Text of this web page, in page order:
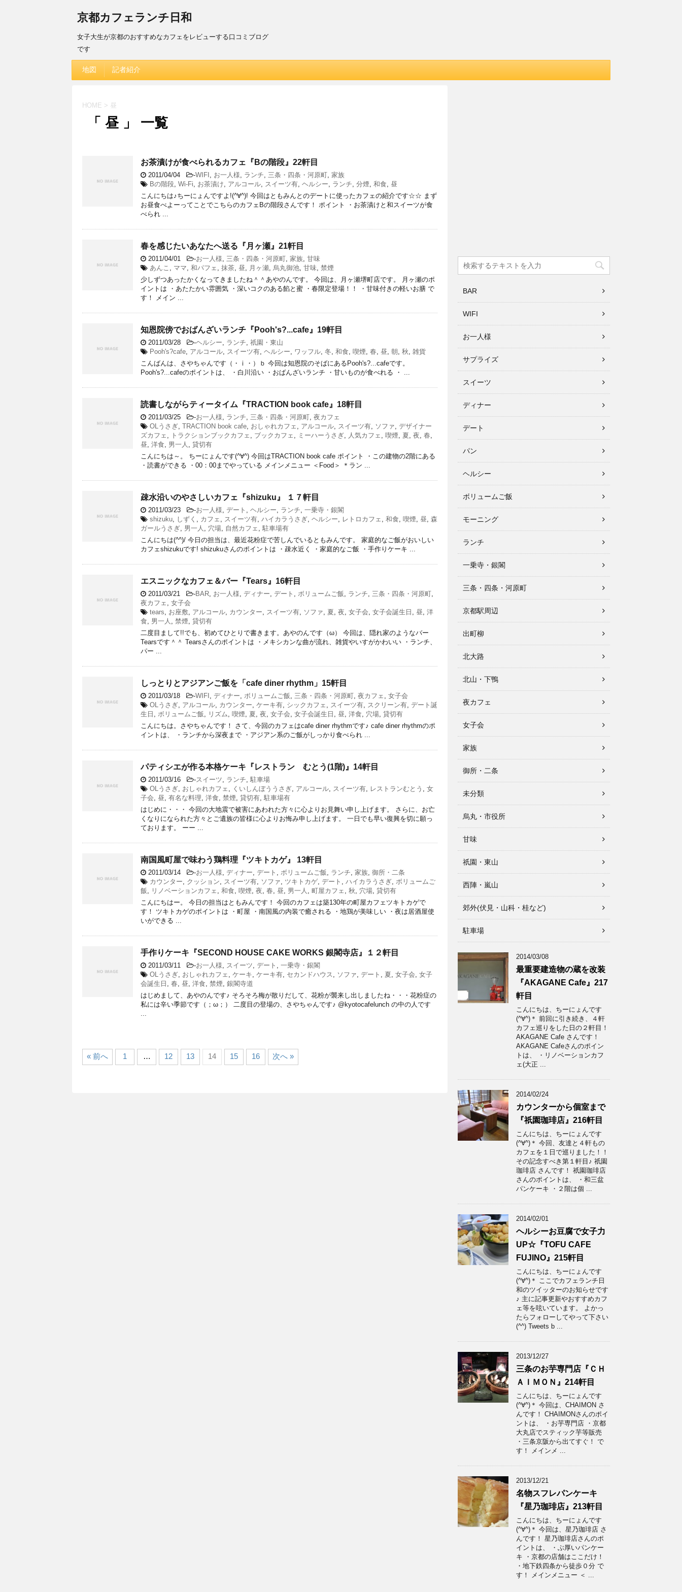
京都カフェランチ日和
女子大生が京都のおすすめなカフェをレビューする口コミブログ
です
地図 記者紹介
HOME > 昼
「 昼 」 一覧
お茶漬けが食べられるカフェ『Bの階段』22軒目
2011/04/04 -WIFI , お一人様, ランチ, 三条・四条・河原町, 家族
Bの階段, Wi-Fi, お茶漬け, アルコール, スイーツ有, ヘルシー, ランチ, 分煙, 和食, 昼
こんにちは♪ちーにょんですよ!(^∀^)! 今回はともみんとのデートに使ったカフェの紹介です☆☆ まず
お昼食べよーってことでこちらのカフェBの階段さんです！ ポイント ・お茶漬けと和スイーツが食
べられ ...
春を感じたいあなたへ送る『月ヶ瀬』21軒目
2011/04/01 -お一人様, 三条・四条・河原町, 家族, 甘味
あんこ , ママ, 和パフェ , 抹茶, 昼, 月ヶ瀬, 烏丸御池, 甘味, 禁煙
少しずつあったかくなってきましたね＾＾あやのんです。 今回は、月ヶ瀬堺町店です。 月ヶ瀬のポ
イントは ・あたたかい雰囲気 ・深いコクのある餡と蜜 ・春限定登場！！ ・甘味付きの軽いお膳 で
す！ メイン ...
知恩院傍でおばんざいランチ『Pooh's?...cafe』19軒目
2011/03/28 -ヘルシー, ランチ, 祇園・東山
Pooh's?cafe, アルコール, スイーツ有, ヘルシー, ワッフル, 冬, 和食, 喫煙, 春, 昼, 朝, 秋, 雑貨
こんばんは、さやちゃんです（・ⅰ・）ｂ 今回は知恩院のそばにあるPooh's?...cafeです。
Pooh's?...cafeのポイントは、 ・白川沿い ・おばんざいランチ ・甘いものが食べれる ・ ...
読書しながらティータイム『TRACTION book cafe』18軒目
2011/03/25 -お一人様, ランチ, 三条・四条・河原町, 夜カフェ
OLうさぎ, TRACTION book cafe, おしゃれカフェ , アルコール, スイーツ有, ソファ, デザイナー
ズカフェ , トラクションブックカフェ , ブックカフェ , ミーハーうさぎ, 人気カフェ , 喫煙, 夏, 夜, 春,
昼, 洋食, 男一人 , 貸切有
こんにちは～。 ちーにょんです(^∀^) 今回はTRACTION book cafe ポイント ・この建物の2階にある
・読書ができる ・00：00までやっている メインメニュー ＜Food＞ ＊ラン ...
疎水沿いのやさしいカフェ『shizuku』 １７軒目
2011/03/23 -お一人様, デート , ヘルシー, ランチ, 一乗寺・銀閣
shizuku, しずく , カフェ , スイーツ有, ハイカラうさぎ, ヘルシー, レトロカフェ , 和食, 喫煙, 昼, 森
ガールうさぎ, 男一人 , 穴場, 自然カフェ , 駐車場有
こんにちは(^^)/ 今日の担当は、最近花粉症で苦しんでいるともみんです。 家庭的なご飯がおいしい
カフェshizukuです! shizukuさんのポイントは ・疎水近く ・家庭的なご飯 ・手作りケーキ ...
エスニックなカフェ＆バー『Tears』16軒目
2011/03/21 -BAR, お一人様, ディナー, デート , ボリュームご飯, ランチ, 三条・四条・河原町,
夜カフェ , 女子会
tears, お座敷, アルコール, カウンター, スイーツ有, ソファ, 夏, 夜, 女子会, 女子会誕生日 , 昼, 洋
食, 男一人 , 禁煙, 貸切有
二度目まして!!でも、初めてひとりで書きます。あやのんです（ω） 今回は、隠れ家のようなバー
Tearsです＾＾ Tearsさんのポイントは ・メキシカンな曲が流れ、雑貨やいすがかわいい ・ランチ、
パー ...
しっとりとアジアンご飯を「cafe diner rhythm」15軒目
2011/03/18 -WIFI , ディナー, ボリュームご飯, 三条・四条・河原町, 夜カフェ , 女子会
OLうさぎ, アルコール, カウンター, ケーキ有, シックカフェ , スイーツ有, スクリーン有, デート誕
生日 , ボリュームご飯, リズム, 喫煙, 夏, 夜, 女子会, 女子会誕生日 , 昼, 洋食, 穴場, 貸切有
こんにちは。さやちゃんです！ さて、今回のカフェはcafe diner rhythmです♪ cafe diner rhythmのポ
イントは、 ・ランチから深夜まで ・アジアン系のご飯がしっかり食べられ ...
パティシエが作る本格ケーキ『レストラン むとう(1階)』14軒目
2011/03/16 -スイーツ, ランチ, 駐車場
OLうさぎ, おしゃれカフェ , くいしんぼううさぎ, アルコール, スイーツ有, レストランむとう , 女
子会, 昼, 有名な料理, 洋食, 禁煙, 貸切有, 駐車場有
はじめに・・・ 今回の大地震で被害にあわれた方々に心よりお見舞い申し上げます。 さらに、お亡
くなりになられた方々とご遺族の皆様に心よりお悔み申し上げます。 一日でも早い復興を切に願っ
ております。 ーー ...
南国風町屋で味わう鶏料理『ツキトカゲ』 13軒目
2011/03/14 -お一人様, ディナー, デート , ボリュームご飯, ランチ, 家族, 御所・二条
カウンター, クッション, スイーツ有, ソファ, ツキトカゲ, デート , ハイカラうさぎ, ボリュームご
飯, リノベーションカフェ , 和食, 喫煙, 夜, 春, 昼, 男一人 , 町屋カフェ , 秋, 穴場, 貸切有
こんにちはー。 今日の担当はともみんです！ 今回のカフェは築130年の町屋カフェツキトカゲで
す！ ツキトカゲのポイントは ・町屋 ・南国風の内装で癒される ・地鶏が美味しい ・夜は居酒屋使
いができる ...
手作りケーキ『SECOND HOUSE CAKE WORKS 銀閣寺店』１２軒目
2011/03/11 -お一人様, スイーツ, デート , 一乗寺・銀閣
OLうさぎ, おしゃれカフェ , ケーキ, ケーキ有, セカンドハウス , ソファ, デート , 夏, 女子会, 女子
会誕生日 , 春, 昼, 洋食, 禁煙, 銀閣寺道
はじめまして、あやのんです♪ そろそろ梅が散りだして、花粉が襲来し出しましたね・・・花粉症の
私には辛い季節です（；ω；） 二度目の登場の、さやちゃんです♪ @kyotocafelunch の中の人です
...
« 前へ 1 … 12 13 14 15 16 次へ »
BAR
WIFI
お一人様
サプライズ
スイーツ
ディナー
デート
パン
ヘルシー
ボリュームご飯
モーニング
ランチ
一乗寺・銀閣
三条・四条・河原町
京都駅周辺
出町柳
北大路
北山・下鴨
夜カフェ
女子会
家族
御所・二条
未分類
烏丸・市役所
甘味
祇園・東山
西陣・嵐山
郊外(伏見・山科・桂など)
駐車場
2014/03/08
最重要建造物の蔵を改装
『AKAGANE Cafe』217
軒目
こんにちは、ちーにょんです
(^∀^)＊ 前回に引き続き、４軒
カフェ巡りをした日の２軒目！
AKAGANE Cafe さんです！
AKAGANE Cafeさんのポイン
トは、 ・リノベーションカフ
ェ(大正 ...
2014/02/24
カウンターから個室まで
『祇園珈琲店』216軒目
こんにちは、ちーにょんです
(^∀^)＊ 今回、友達と４軒もの
カフェを１日で巡りました！！
その記念すべき第１軒目♪ 祇園
珈琲店 さんです！ 祇園珈琲店
さんのポイントは、 ・和三盆
パンケーキ ・２階は個 ...
2014/02/01
ヘルシーお豆腐で女子力
UP☆『TOFU CAFE
FUJINO』215軒目
こんにちは、ちーにょんです
(^∀^)＊ ここでカフェランチ日
和のツイッターのお知らせです
♪ 主に記事更新やおすすめカフ
ェ等を呟いています。 よかっ
たらフォローしてやって下さい
(^^) Tweets b ...
2013/12/27
三条のお芋専門店『ＣＨ
ＡＩＭＯＮ』214軒目
こんにちは、ちーにょんです
(^∀^)＊ 今回は、CHAIMON さ
んです！ CHAIMONさんのポイ
ントは、 ・お芋専門店 ・京都
大丸店でスティック芋等販売
・三条京阪から出てすぐ！ で
す！ メインメ ...
2013/12/21
名物スフレパンケーキ
『星乃珈琲店』213軒目
こんにちは、ちーにょんです
(^∀^)＊ 今回は、星乃珈琲店 さ
んです！ 星乃珈琲店さんのポ
イントは、 ・ぶ厚いパンケー
キ ・京都の店舗はここだけ！
・地下鉄四条から徒歩０分 で
す！ メインメニュー ＜ ...